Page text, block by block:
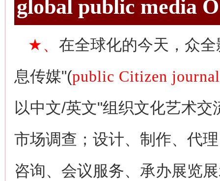
global public media
★、 在全球化的今天，众
息传媒"(public Citizen
以中文/英文"组织文化艺术
市场调查；设计、制作、代
咨询、会议服务、承办展览